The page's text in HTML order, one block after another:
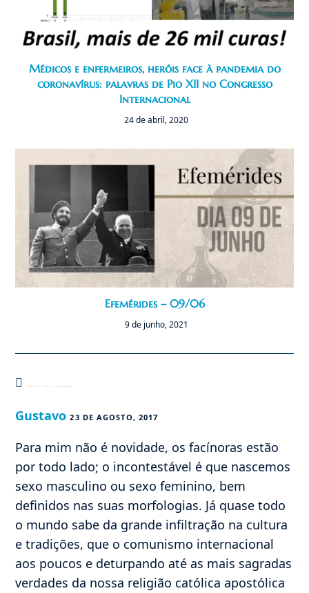
Médicos e enfermeiros, heróis face à pandemia do
coronavírus: palavras de Pio XII no Congresso
Internacional
24 de abril, 2020
Efemérides – 09/06
9 de junho, 2021
Este post tem 3 comentários
Gustavo 23 DE AGOSTO, 2017
Para mim não é novidade, os facínoras estão
por todo lado; o incontestável é que nascemos
sexo masculino ou sexo feminino, bem
definidos nas suas morfologias. Já quase todo
o mundo sabe da grande infiltração na cultura
e tradições, que o comunismo internacional
aos poucos e deturpando até as mais sagradas
verdades da nossa religião católica apostólica